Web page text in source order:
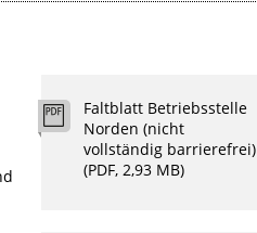
Faltblatt Betriebsstelle
Norden (nicht
vollständig barrierefrei)
(PDF, 2,93 MB)